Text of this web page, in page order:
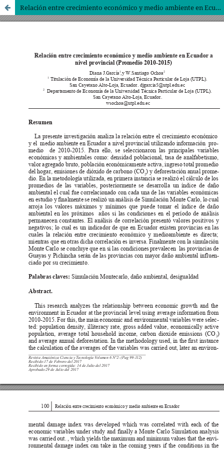
Relación entre crecimiento económico y medio ambiente en Ecuador a nivel provincial (Promedio 2010-2015)